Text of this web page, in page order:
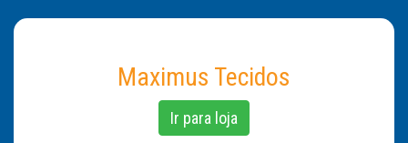
Maximus Tecidos
Ir para loja